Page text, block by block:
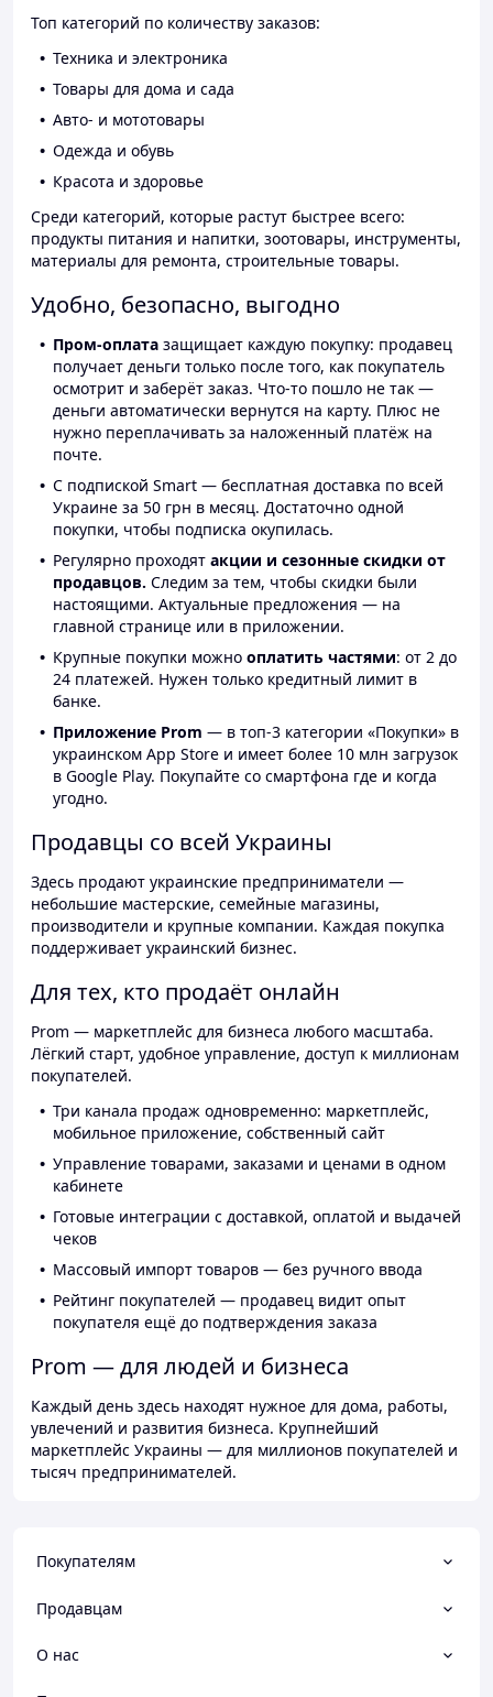
Топ категорий по количеству заказов:
Техника и электроника
Товары для дома и сада
Авто- и мототовары
Одежда и обувь
Красота и здоровье
Среди категорий, которые растут быстрее всего:
продукты питания и напитки, зоотовары, инструменты,
материалы для ремонта, строительные товары.
Удобно, безопасно, выгодно
Пром-оплата защищает каждую покупку: продавец
получает деньги только после того, как покупатель
осмотрит и заберёт заказ. Что-то пошло не так —
деньги автоматически вернутся на карту. Плюс не
нужно переплачивать за наложенный платёж на
почте.
С подпиской Smart — бесплатная доставка по всей
Украине за 50 грн в месяц. Достаточно одной
покупки, чтобы подписка окупилась.
Регулярно проходят акции и сезонные скидки от
продавцов. Следим за тем, чтобы скидки были
настоящими. Актуальные предложения — на
главной странице или в приложении.
Крупные покупки можно оплатить частями: от 2 до
24 платежей. Нужен только кредитный лимит в
банке.
Приложение Prom — в топ-3 категории «Покупки» в
украинском App Store и имеет более 10 млн загрузок
в Google Play. Покупайте со смартфона где и когда
угодно.
Продавцы со всей Украины
Здесь продают украинские предприниматели —
небольшие мастерские, семейные магазины,
производители и крупные компании. Каждая покупка
поддерживает украинский бизнес.
Для тех, кто продаёт онлайн
Prom — маркетплейс для бизнеса любого масштаба.
Лёгкий старт, удобное управление, доступ к миллионам
покупателей.
Три канала продаж одновременно: маркетплейс,
мобильное приложение, собственный сайт
Управление товарами, заказами и ценами в одном
кабинете
Готовые интеграции с доставкой, оплатой и выдачей
чеков
Массовый импорт товаров — без ручного ввода
Рейтинг покупателей — продавец видит опыт
покупателя ещё до подтверждения заказа
Prom — для людей и бизнеса
Каждый день здесь находят нужное для дома, работы,
увлечений и развития бизнеса. Крупнейший
маркетплейс Украины — для миллионов покупателей и
тысяч предпринимателей.
Покупателям
Продавцам
О нас